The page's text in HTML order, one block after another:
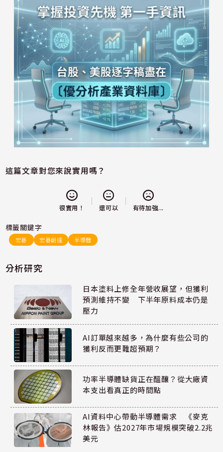
這篇文章對您來說實用嗎？
很實用！ 還可以 有待加強...
標籤關鍵字
宏碁 宏碁創達 半導體
分析研究
日本塗料上修全年營收展望，但獲利
預測維持不變 下半年原料成本仍是
壓力
AI訂單越來越多，為什麼有些公司的
獲利反而更難超預期？
功率半導體缺貨正在醞釀？從大廠資
本支出看真正的時間點
AI資料中心帶動半導體需求 《麥克
林報告》估2027年市場規模突破2.2兆
美元